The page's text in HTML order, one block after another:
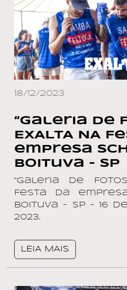
18/12/2023
“Galeria de
EXALTA NA
empresa
Boituva – SP
“Galeria de
Festa da
Boituva – SP – 16
2023.
LEIA MAIS